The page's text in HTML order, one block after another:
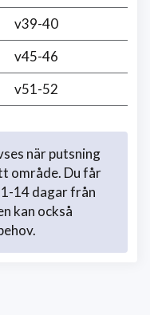
v39-40
v45-46
v51-52
när putsning
område. Du får
14 dagar från
kan också